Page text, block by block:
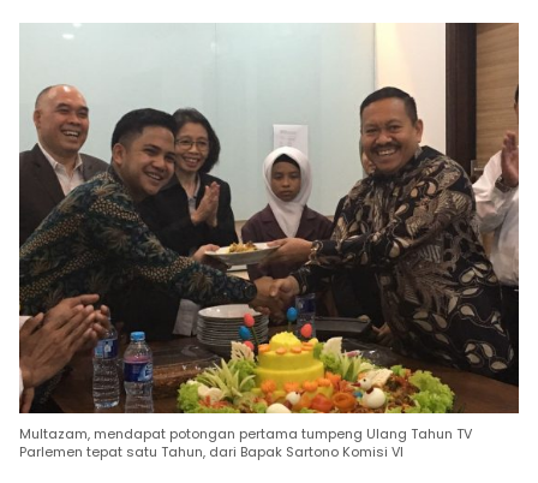
Multazam, mendapat potongan pertama tumpeng Ulang Tahun TV
Parlemen tepat satu Tahun, dari Bapak Sartono Komisi VI